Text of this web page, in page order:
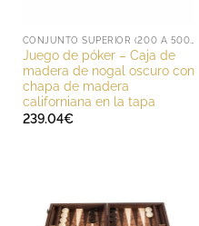
CONJUNTO SUPERIOR (200 A 500 EUROS)
Juego de póker – Caja de
madera de nogal oscuro con
chapa de madera
californiana en la tapa
239.04€